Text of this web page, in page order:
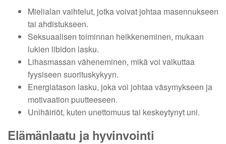
Mielialan vaihtelut, jotka voivat johtaa masennukseen
tai ahdistukseen.
Seksuaalisen toiminnan heikkeneminen, mukaan
lukien libidon lasku.
Lihasmassan väheneminen, mikä voi vaikuttaa
fyysiseen suorituskykyyn.
Energiatason lasku, joka voi johtaa väsymykseen ja
motivaation puutteeseen.
Unihäiriöt, kuten unettomuus tai keskeytynyt uni.
Elämänlaatu ja hyvinvointi